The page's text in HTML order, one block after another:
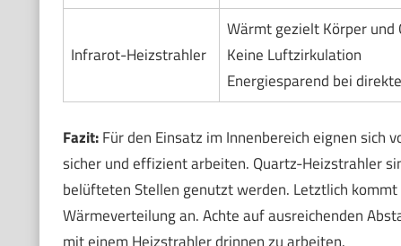
Infrarot-Heizstrahler
Wärmt gezielt Körper und
Keine Luftzirkulation
Energiesparend bei
Fazit:Für den Einsatz im Innenbereich eignen sich
sicher und effizient arbeiten. Quartz-Heizstrahler
belüfteten Stellen genutzt werden. Letztlich
Wärmeverteilung an. Achte auf ausreichenden